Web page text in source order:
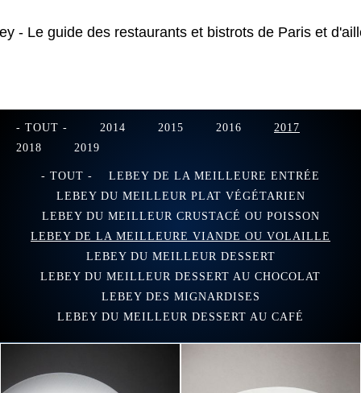
- TOUT - 2014 2015 2016
2017
2018
2019
- TOUT -
LEBEY DE LA MEILLEURE ENTRÉE
LEBEY DU MEILLEUR PLAT VÉGÉTARIEN
LEBEY DU MEILLEUR CRUSTACÉ OU POISSON
LEBEY DE LA MEILLEURE VIANDE OU VOLAILLE
LEBEY DU MEILLEUR DESSERT
LEBEY DU MEILLEUR DESSERT AU CHOCOLAT
LEBEY DES MIGNARDISES
LEBEY DU MEILLEUR DESSERT AU CAFÉ